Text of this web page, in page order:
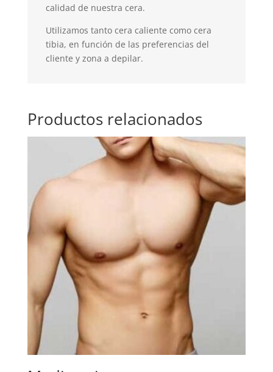
calidad de nuestra cera.
Utilizamos tanto cera caliente como cera
tibia, en función de las preferencias del
cliente y zona a depilar.
Productos relacionados